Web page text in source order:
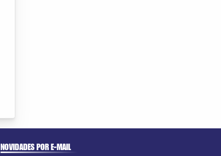
NOVIDADES POR E-MAIL